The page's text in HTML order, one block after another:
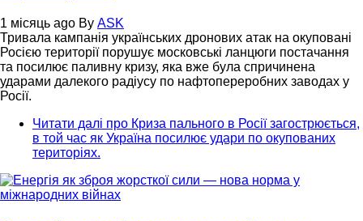
1 місяць ago By ASK
Тривала кампанія українських дронових атак на окуповані
Росією території порушує московські ланцюги постачання
та посилює паливну кризу, яка вже була спричинена
ударами далекого радіусу по нафтопереробних заводах у
Росії.
Читати далі про Криза пального в Росії загострюється,
в той час як Україна посилює удари по окупованих
територіях.